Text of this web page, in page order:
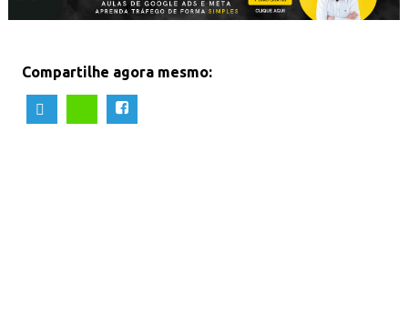
Compartilhe agora mesmo: